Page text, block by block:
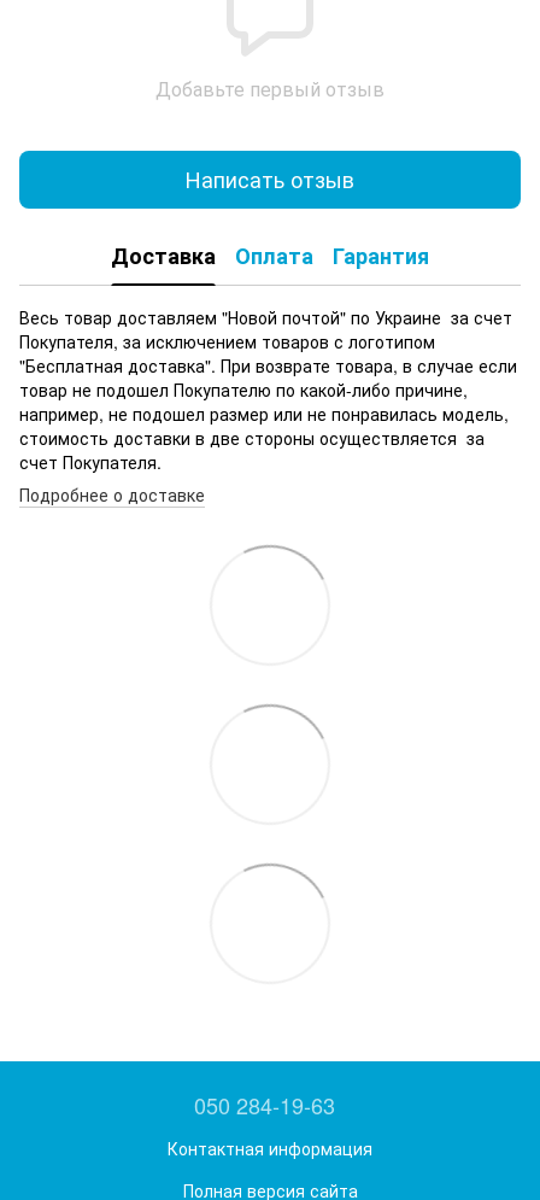
Добавьте первый отзыв
Написать отзыв
Доставка Оплата Гарантия
Весь товар доставляем "Новой почтой" по Украине за счет
Покупателя, за исключением товаров с логотипом
"Бесплатная доставка". При возврате товара, в случае если
товар не подошел Покупателю по какой-либо причине,
например, не подошел размер или не понравилась модель,
стоимость доставки в две стороны осуществляется за
счет Покупателя.
Подробнее о доставке
050 284-19-63
Контактная информация
Полная версия сайта